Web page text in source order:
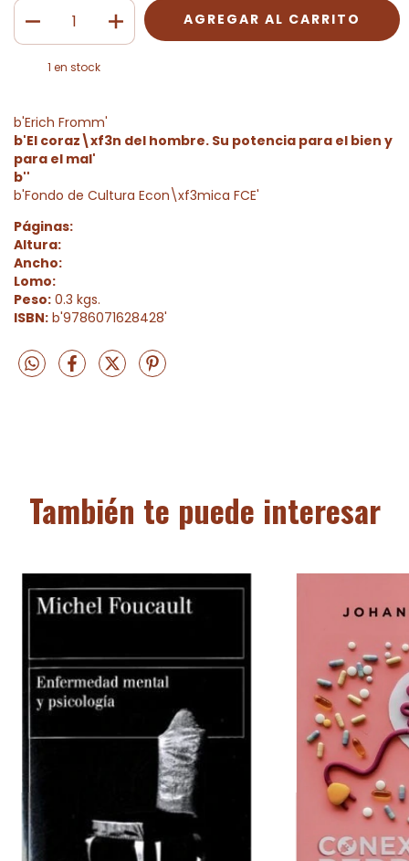
1 en stock
b'Erich Fromm'
b'El coraz\xf3n del hombre. Su potencia para el bien y
para el mal'
b''
b'Fondo de Cultura Econ\xf3mica FCE'
Páginas:
Altura:
Ancho:
Lomo:
Peso: 0.3 kgs.
ISBN: b'9786071628428'
También te puede interesar